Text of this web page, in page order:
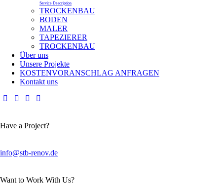
Service Description
TROCKENBAU
BODEN
MALER
TAPEZIERER
TROCKENBAU
Über uns
Unsere Projekte
KOSTENVORANSCHLAG ANFRAGEN
Kontakt uns
Have a Project?
info@stb-renov.de
Want to Work With Us?